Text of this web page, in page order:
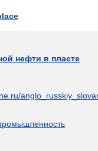
нефти в пласте